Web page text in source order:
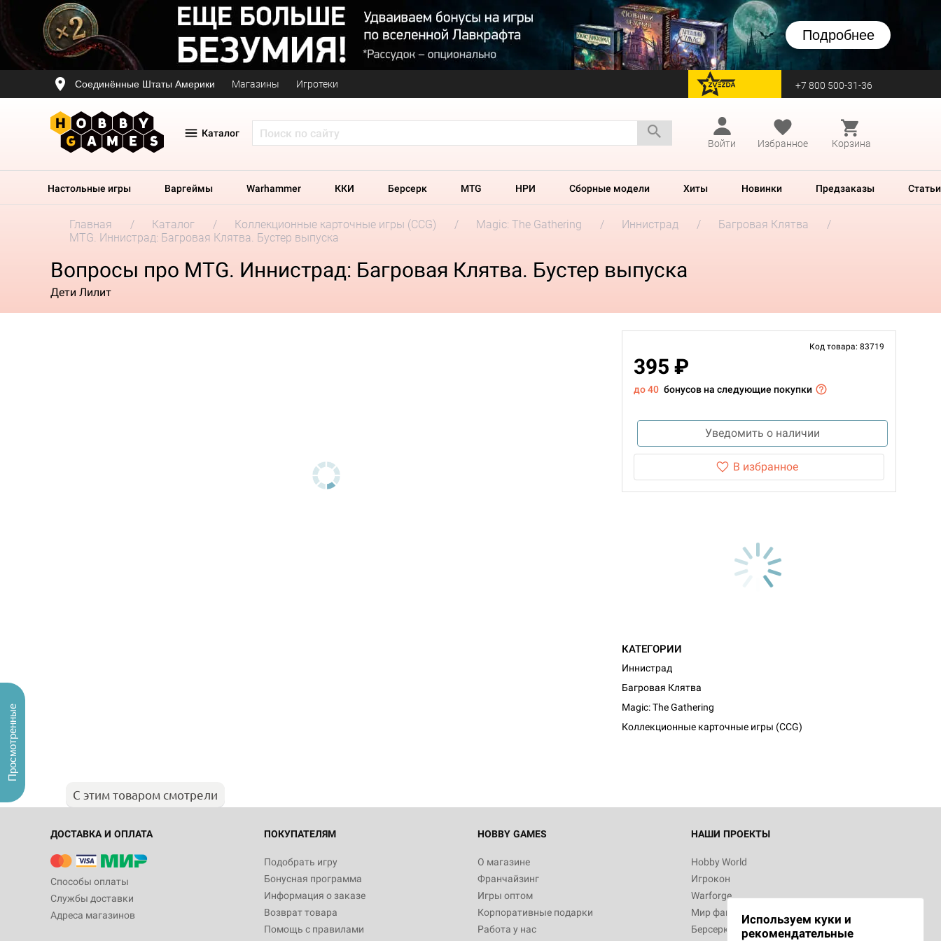
Подробнее
Соединённые Штаты Америки Магазины Игротеки перейти на Zvezda +7 800 500-31-36
Каталог
Войти
Избранное Корзина
Настольные игры Варгеймы Warhammer ККИ Берсерк MTG НРИ Сборные модели Хиты Новинки Предзаказы Статьи
Главная Каталог Коллекционные карточные игры (CCG) Magic: The Gathering Иннистрад
Багровая Клятва
MTG. Иннистрад: Багровая Клятва. Бустер выпуска
Вопросы про MTG. Иннистрад: Багровая Клятва. Бустер выпуска
Дети Лилит
Код товара: 83719
395 ₽
до 40 бонусов на следующие покупки
Уведомить о наличии
В избранное
КАТЕГОРИИ
Иннистрад
Багровая Клятва
Magic: The Gathering
Коллекционные карточные игры (CCG)
С этим товаром смотрели
ДОСТАВКА И ОПЛАТА
Способы оплаты
Службы доставки
Адреса магазинов
ПОКУПАТЕЛЯМ
Подобрать игру
Бонусная программа
Информация о заказе
Возврат товара
Помощь с правилами
HOBBY GAMES
О магазине
Франчайзинг
Игры оптом
Корпоративные подарки
Работа у нас
НАШИ ПРОЕКТЫ
Hobby World
Игрокон
Warforge
Мир фантастики
Берсерк
Используем куки и
рекомендательные
Просмотренные
Настольная игра Hobby World Журнал
"Мир фантастики. Спецвыпуск: Братья
империи: Боевая тревога
799
Настольная игра Hobby World Сумерки
империи. Четвёртая редакция: Грозовой
Рубеж
12 990